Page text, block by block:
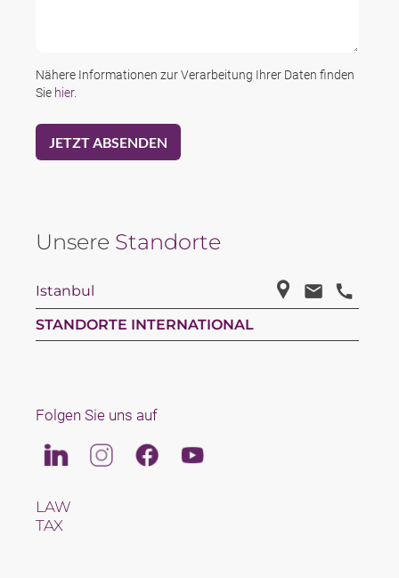
Nähere Informationen zur Verarbeitung Ihrer Daten finden
Sie hier.
Unsere Standorte
Istanbul
STANDORTE INTERNATIONAL
Folgen Sie uns auf
LinkedinInstagramFacebookYoutube
LAW
TAX